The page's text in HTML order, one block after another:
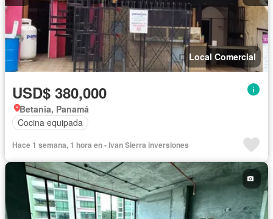
Local Comercial
USD$ 380,000
Betania, Panamá
Cocina equipada
Hace 1 semana, 1 hora en - Ivan Sierra inversiones